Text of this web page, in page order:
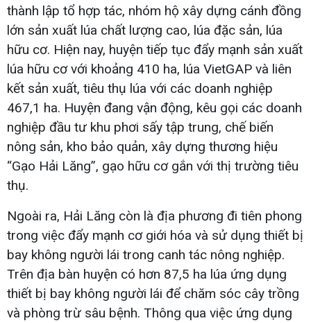
thành lập tổ hợp tác, nhóm hộ xây dựng cánh đồng
lớn sản xuất lúa chất lượng cao, lúa đặc sản, lúa
hữu cơ. Hiện nay, huyện tiếp tục đẩy mạnh sản xuất
lúa hữu cơ với khoảng 410 ha, lúa VietGAP và liên
kết sản xuất, tiêu thụ lúa với các doanh nghiệp
467,1 ha. Huyện đang vận động, kêu gọi các doanh
nghiệp đầu tư khu phơi sấy tập trung, chế biến
nông sản, kho bảo quản, xây dựng thương hiệu
“Gạo Hải Lăng”, gạo hữu cơ gắn với thị trường tiêu
thụ.
Ngoài ra, Hải Lăng còn là địa phương đi tiên phong
trong việc đẩy mạnh cơ giới hóa và sử dụng thiết bị
bay không người lái trong canh tác nông nghiệp.
Trên địa bàn huyện có hơn 87,5 ha lúa ứng dụng
thiết bị bay không người lái để chăm sóc cây trồng
và phòng trừ sâu bệnh. Thông qua việc ứng dụng